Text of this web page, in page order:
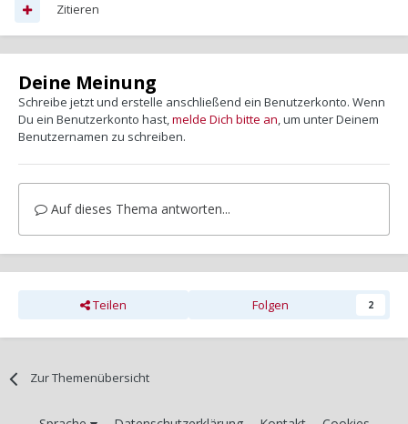
Zitieren
Deine Meinung
Schreibe jetzt und erstelle anschließend ein Benutzerkonto. Wenn
Du ein Benutzerkonto hast,melde Dich bitte an, um unter Deinem
Benutzernamen zu schreiben.
Auf dieses Thema antworten...
Teilen Folgen 2
Zur Themenübersicht